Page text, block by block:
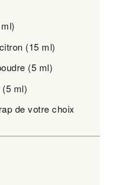
ml)
(15 ml)
(5 ml)
(5 ml)
de votre choix